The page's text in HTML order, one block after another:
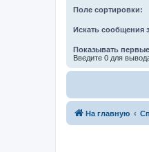
Поле сортировки:
Искать сообщения
Показывать
Введите 0 для
На главную